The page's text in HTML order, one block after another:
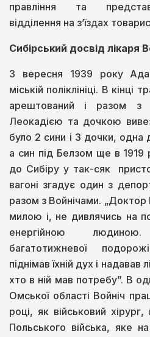
правління та
відділення на з’їздах
Сибірський досвід лікаря
З вересня 1939 року
міській поліклініці. В
арештований і разом з
Леокадією та дочкою
було 2 сини і 3 дочки, одна
а син під Белзом ще в
до Сибіру у так-сяк
вагоні згадує один з
разом з Войнічами. „Доктор
милою і, не дивлячись на
енергійною
багатотижневої
піднімав їхній дух і
хто в ній мав потребу”. В
Омської області Войніч
році, як військовий
Польського війська, яке